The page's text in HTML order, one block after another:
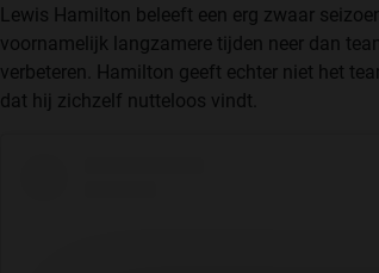
Lewis Hamilton beleeft een erg zwaar
voornamelijk langzamere tijden neer dan
verbeteren. Hamilton geeft echter niet het
dat hij zichzelf nutteloos vindt.